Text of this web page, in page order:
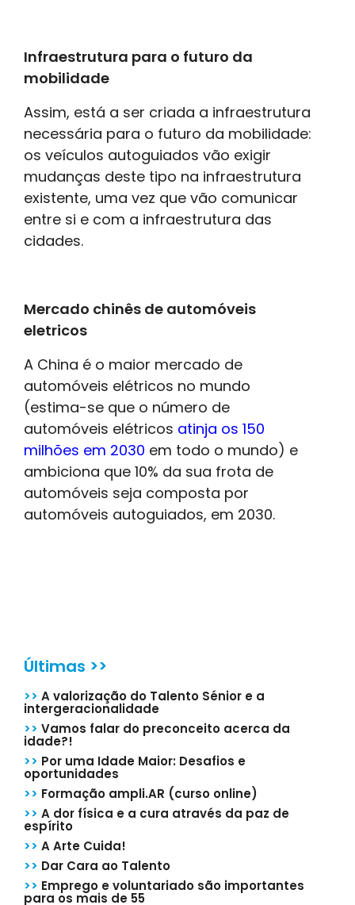
Infraestrutura para o futuro da
mobilidade
Assim, está a ser criada a infraestrutura
necessária para o futuro da mobilidade:
os veículos autoguiados vão exigir
mudanças deste tipo na infraestrutura
existente, uma vez que vão comunicar
entre si e com a infraestrutura das
cidades.
Mercado chinês de automóveis
eletricos
A China é o maior mercado de
automóveis elétricos no mundo
(estima-se que o número de
automóveis elétricos atinja os 150
milhões em 2030 em todo o mundo) e
ambiciona que 10% da sua frota de
automóveis seja composta por
automóveis autoguiados, em 2030.
Últimas >>
>> A valorização do Talento Sénior e a
intergeracionalidade
>> Vamos falar do preconceito acerca da
idade?!
>> Por uma Idade Maior: Desafios e
oportunidades
>> Formação ampli.AR (curso online)
>> A dor física e a cura através da paz de
espírito
>> A Arte Cuida!
>> Dar Cara ao Talento
>> Emprego e voluntariado são importantes
para os mais de 55